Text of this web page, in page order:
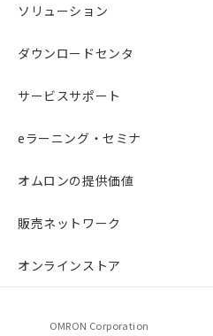
ソリューション
ダウンロードセンタ
サービスサポート
eラーニング・セミナ
オムロンの提供価値
販売ネットワーク
オンラインストア
OMRON Corporation